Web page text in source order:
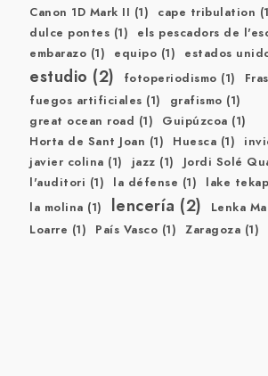
Canon 1D Mark II (1) cape tribulation
dulce pontes (1) els pescadors de
embarazo (1) equipo (1) estados
estudio (2) fotoperiodismo (1)
fuegos artificiales (1) grafismo (1)
great ocean road (1) Guipúzcoa (1)
Horta de Sant Joan (1) Huesca (1)
javier colina (1) jazz (1) Jordi Solé
l'auditori (1) la défense (1) lake
la molina (1) lencería (2) Lenka
Loarre (1) País Vasco (1) Zaragoza (1)